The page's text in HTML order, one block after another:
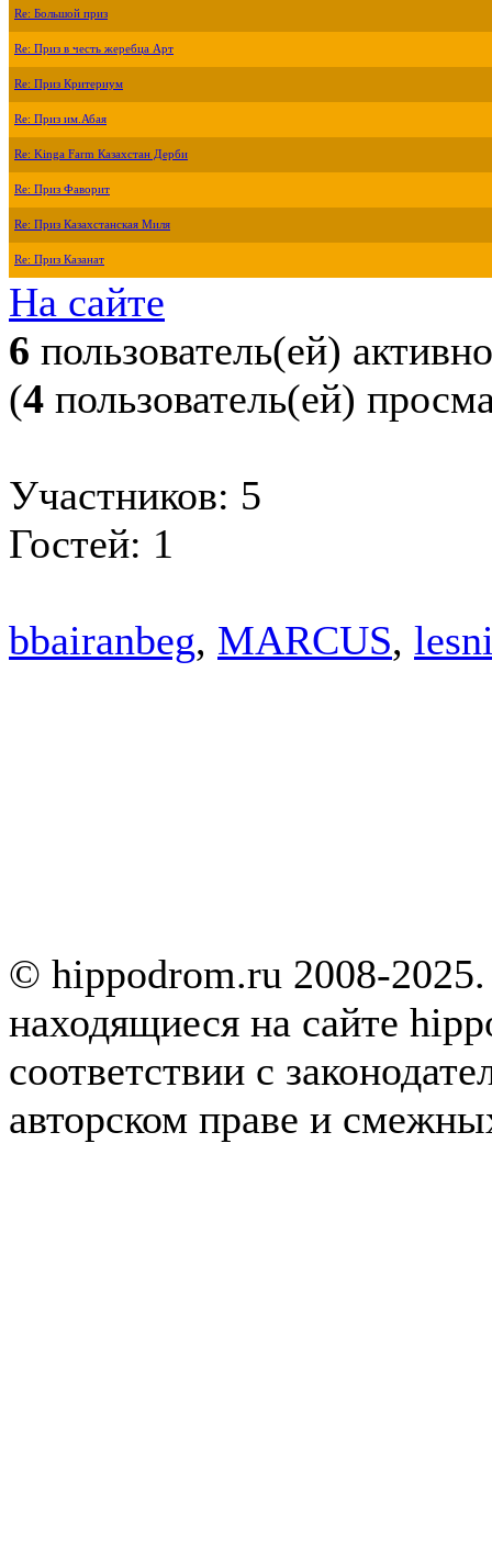
Re: Большой приз
Re: Приз в честь жеребца Арт
Re: Приз Критериум
Re: Приз им.Абая
Re: Kinga Farm Казахстан Дерби
Re: Приз Фаворит
Re: Приз Казахстанская Миля
Re: Приз Казанат
На сайте
6 пользователь(ей) активно
(4 пользователь(ей)
Участников: 5
Гостей: 1
bbairanbeg, MARCUS,
© hippodrom.ru 2008-
находящиеся на сайте
соответствии с
авторском праве и